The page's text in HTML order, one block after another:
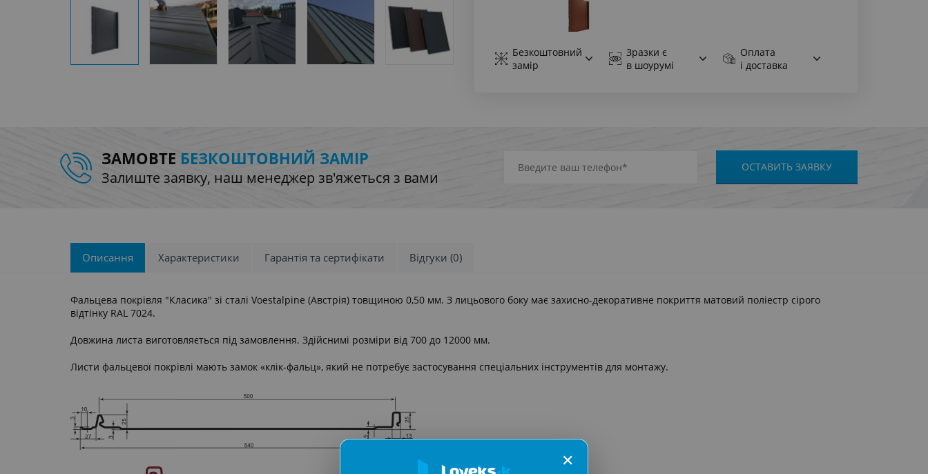
Безкоштовний
замір
Зразки є
в шоурумі
Оплата
і доставка
ЗАМОВТЕ БЕЗКОШТОВНИЙ ЗАМІР
Залиште заявку, наш менеджер зв'яжеться з вами
Описання Характеристики Гарантія та сертифікати Відгуки (0)
Фальцева покрівля "Класика" зі сталі Voestalpine (Австрія) товщиною 0,50 мм. З лицьового боку має захисно-декоративне покриття матовий поліестр сірого
відтінку RAL 7024.
Довжина листа виготовляється під замовлення. Здійснимі розміри від 700 до 12000 мм.
Листи фальцевої покрівлі мають замок «клік-фальц», який не потребує застосування спеціальних інструментів для монтажу.
✕